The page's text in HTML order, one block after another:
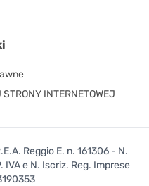
INTERNETOWEJ
Reggio E. n. 161306 - N.
IVA e N. Iscriz. Reg. Imprese